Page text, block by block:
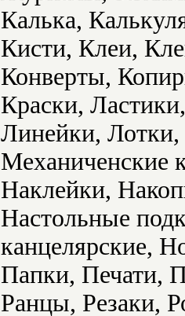
Калька,
Кисти, Клеи,
Конверты,
Краски,
Линейки,
Механиченские
Наклейки,
Настольные
канцелярские,
Папки, Печати,
Ранцы, Резаки,